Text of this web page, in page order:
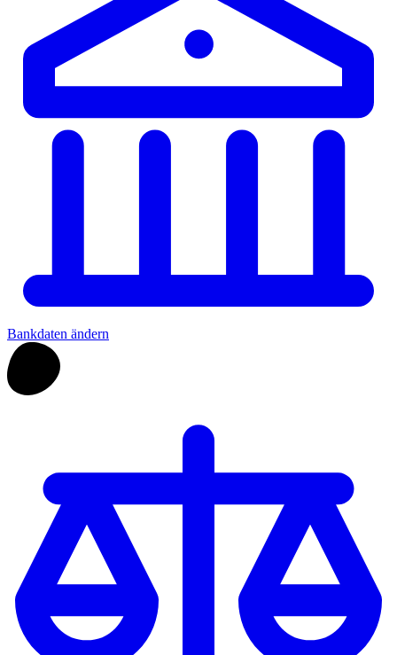
Bankdaten ändern